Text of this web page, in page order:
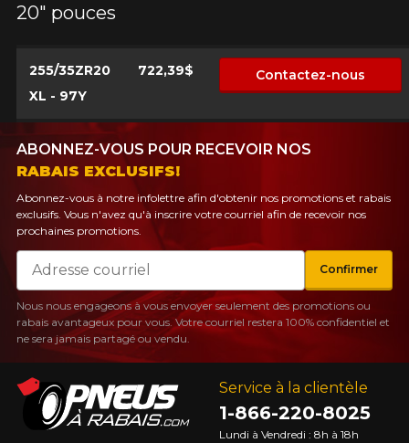
20" pouces
255/35ZR20
XL - 97Y
722,39$ Contactez-nous
Service à la clientèle
1-866-220-8025
Lundi à Vendredi : 8h à 18h
ABONNEZ-VOUS POUR RECEVOIR NOS
RABAIS EXCLUSIFS!
Abonnez-vous à notre infolettre afin d'obtenir nos promotions et rabais
exclusifs. Vous n'avez qu'à inscrire votre courriel afin de recevoir nos
prochaines promotions.
Courriel
Confirmer
Nous nous engageons à vous envoyer seulement des promotions ou
rabais avantageux pour vous. Votre courriel restera 100% confidentiel et
ne sera jamais partagé ou vendu.